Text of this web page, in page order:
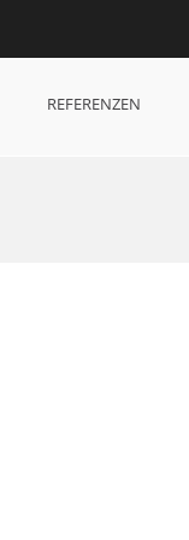
REFERENZEN